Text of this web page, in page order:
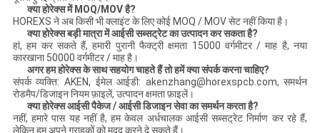
क्या होरेक्स में MOQ/MOV है?
HOREXS ने अब किसी भी क्लाइंट के लिए कोई MOQ / MOV सेट नहीं किया है।
क्या होरेक्स बड़ी मात्रा में आईसी सब्सट्रेट का उत्पादन कर सकता है?
हां, हम कर सकते हैं, हमारी पुरानी फैक्ट्री क्षमता 15000 वर्गमीटर / माह है, नया
कारखाना 50000 वर्गमीटर / माह है।
अगर हम होरेक्स के साथ सहयोग चाहते हैं तो हमें क्या संपर्क करना चाहिए?
संपर्क व्यक्ति: AKEN, ईमेल आईडी: akenzhang@horexspcb.com, समर्थन
रोडमैप/डिजाइन नियम फ़ाइलें, उत्पादन क्षमता फ़ाइलें।
क्या होरेक्स आईसी पैकेज / आईसी डिजाइन सेवा का समर्थन करता है?
नहीं, हमारे पास यह नहीं है, हम केवल अर्धचालक आईसी सब्सट्रेट निर्माण कर रहे हैं,
लेकिन हम अपने ग्राहकों को मदद करने दे सकते हैं।